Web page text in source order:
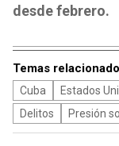
desde febrero.
Temas
Cuba Estados
Delitos
Presión